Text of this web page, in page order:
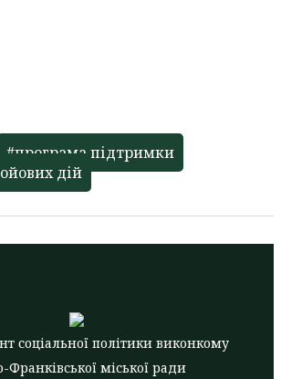
#програма підтримки
дій
соціальної політики виконкому
Франківської міської ради